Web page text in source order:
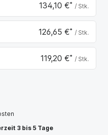
134,10 €* / Stk.
126,65 €* / Stk.
119,20 €* / Stk.
3 bis 5 Tage